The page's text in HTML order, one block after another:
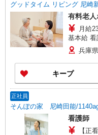
グッドタイム リビング 尼崎
有料老
月給
基本給 看
230,000円〜
当は別途
兵庫
キープ
正社員
そんぽの家 尼崎田能/
看護師
【正